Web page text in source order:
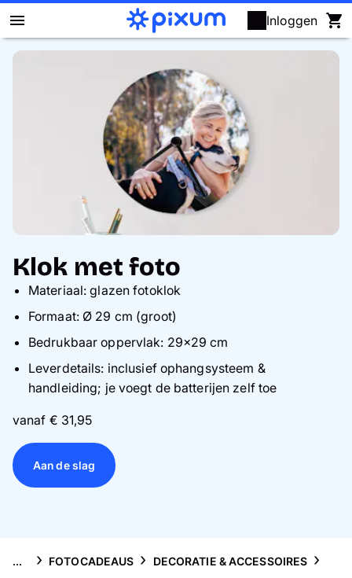
Inloggen
Fotoboek maken
Posters & wanddecoratie
Fotocadeaus
Kaarten
Fotopuzzels
Service
Klok met foto
Materiaal: glazen fotoklok
Formaat: Ø 29 cm (groot)
Bedrukbaar oppervlak: 29×29 cm
Leverdetails: inclusief ophangsysteem &
handleiding; je voegt de batterijen zelf toe
vanaf € 31,95
Aan de slag
... FOTOCADEAUS
DECORATIE & ACCESSOIRES